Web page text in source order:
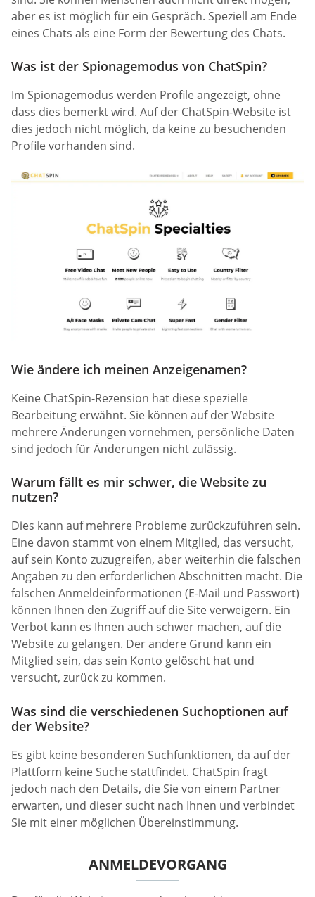
aber es ist möglich für ein Gespräch. Speziell am Ende
eines Chats als eine Form der Bewertung des Chats.
Was ist der Spionagemodus von ChatSpin?
Im Spionagemodus werden Profile angezeigt, ohne
dass dies bemerkt wird. Auf der ChatSpin-Website ist
dies jedoch nicht möglich, da keine zu besuchenden
Profile vorhanden sind.
Wie ändere ich meinen Anzeigenamen?
Keine ChatSpin-Rezension hat diese spezielle
Bearbeitung erwähnt. Sie können auf der Website
mehrere Änderungen vornehmen, persönliche Daten
sind jedoch für Änderungen nicht zulässig.
Warum fällt es mir schwer, die Website zu
nutzen?
Dies kann auf mehrere Probleme zurückzuführen sein.
Eine davon stammt von einem Mitglied, das versucht,
auf sein Konto zuzugreifen, aber weiterhin die falschen
Angaben zu den erforderlichen Abschnitten macht. Die
falschen Anmeldeinformationen (E-Mail und Passwort)
können Ihnen den Zugriff auf die Site verweigern. Ein
Verbot kann es Ihnen auch schwer machen, auf die
Website zu gelangen. Der andere Grund kann ein
Mitglied sein, das sein Konto gelöscht hat und
versucht, zurück zu kommen.
Was sind die verschiedenen Suchoptionen auf
der Website?
Es gibt keine besonderen Suchfunktionen, da auf der
Plattform keine Suche stattfindet. ChatSpin fragt
jedoch nach den Details, die Sie von einem Partner
erwarten, und dieser sucht nach Ihnen und verbindet
Sie mit einer möglichen Übereinstimmung.
ANMELDEVORGANG